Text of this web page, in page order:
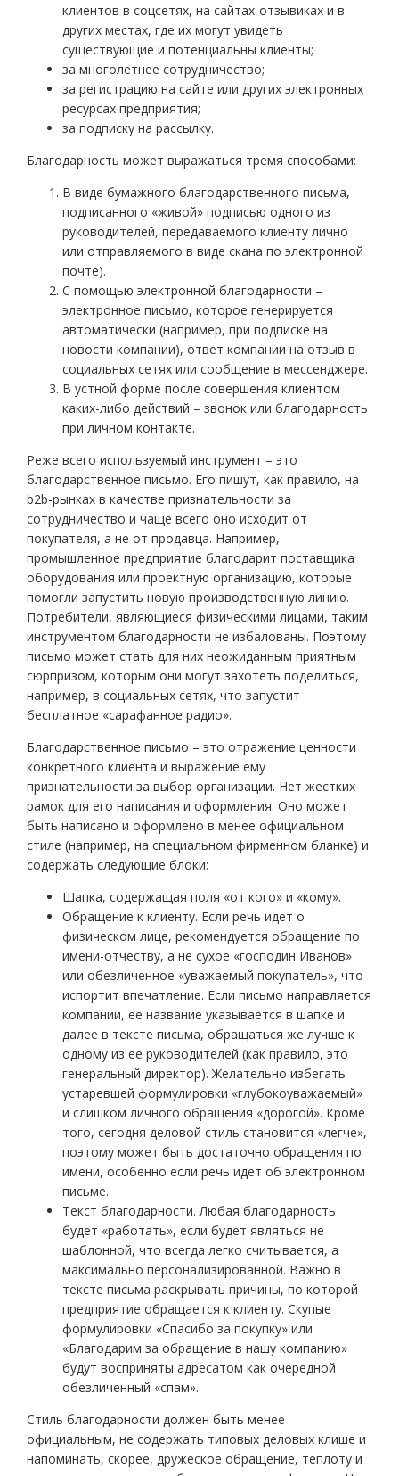
клиентов в соцсетях, на сайтах-отзывиках и в
других местах, где их могут увидеть
существующие и потенциальны клиенты;
за многолетнее сотрудничество;
за регистрацию на сайте или других электронных
ресурсах предприятия;
за подписку на рассылку.
Благодарность может выражаться тремя способами:
В виде бумажного благодарственного письма,
подписанного «живой» подписью одного из
руководителей, передаваемого клиенту лично
или отправляемого в виде скана по электронной
почте).
С помощью электронной благодарности –
электронное письмо, которое генерируется
автоматически (например, при подписке на
новости компании), ответ компании на отзыв в
социальных сетях или сообщение в мессенджере.
В устной форме после совершения клиентом
каких-либо действий – звонок или благодарность
при личном контакте.
Реже всего используемый инструмент – это
благодарственное письмо. Его пишут, как правило, на
b2b-рынках в качестве признательности за
сотрудничество и чаще всего оно исходит от
покупателя, а не от продавца. Например,
промышленное предприятие благодарит поставщика
оборудования или проектную организацию, которые
помогли запустить новую производственную линию.
Потребители, являющиеся физическими лицами, таким
инструментом благодарности не избалованы. Поэтому
письмо может стать для них неожиданным приятным
сюрпризом, которым они могут захотеть поделиться,
например, в социальных сетях, что запустит
бесплатное «сарафанное радио».
Благодарственное письмо – это отражение ценности
конкретного клиента и выражение ему
признательности за выбор организации. Нет жестких
рамок для его написания и оформления. Оно может
быть написано и оформлено в менее официальном
стиле (например, на специальном фирменном бланке) и
содержать следующие блоки:
Шапка, содержащая поля «от кого» и «кому».
Обращение к клиенту. Если речь идет о
физическом лице, рекомендуется обращение по
имени-отчеству, а не сухое «господин Иванов»
или обезличенное «уважаемый покупатель», что
испортит впечатление. Если письмо направляется
компании, ее название указывается в шапке и
далее в тексте письма, обращаться же лучше к
одному из ее руководителей (как правило, это
генеральный директор). Желательно избегать
устаревшей формулировки «глубокоуважаемый»
и слишком личного обращения «дорогой». Кроме
того, сегодня деловой стиль становится «легче»,
поэтому может быть достаточно обращения по
имени, особенно если речь идет об электронном
письме.
Текст благодарности. Любая благодарность
будет «работать», если будет являться не
шаблонной, что всегда легко считывается, а
максимально персонализированной. Важно в
тексте письма раскрывать причины, по которой
предприятие обращается к клиенту. Скупые
формулировки «Спасибо за покупку» или
«Благодарим за обращение в нашу компанию»
будут восприняты адресатом как очередной
обезличенный «спам».
Стиль благодарности должен быть менее
официальным, не содержать типовых деловых клише и
напоминать, скорее, дружеское обращение, теплоту и